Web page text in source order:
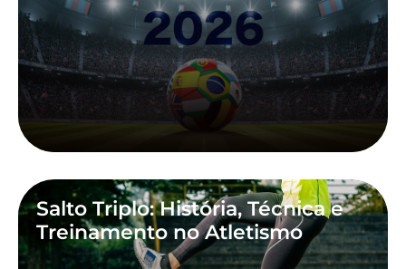
Salto Triplo: História, Técnica e
Treinamento no Atletismo